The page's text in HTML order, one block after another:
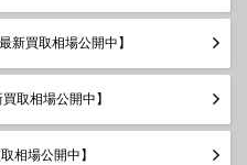
新買取相場公開中】
取相場公開中】
相場公開中】